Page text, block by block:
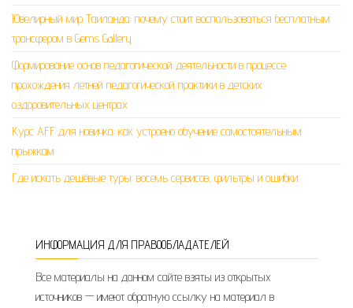
Ювелирный мир Таиланда: почему стоит воспользоваться бесплатным
трансфером в Gems Gallery
Формирование основ педагогической деятельности в процессе
прохождения летней педагогической практики в детских
оздоровительных центрах
Курс AFF для новичка: как устроено обучение самостоятельным
прыжкам
Где искать дешёвые туры: восемь сервисов, фильтры и ошибки
ИНФОРМАЦИЯ ДЛЯ ПРАВООБЛАДАТЕЛЕЙ
Все материалы на данном сайте взяты из открытых
источников — имеют обратную ссылку на материал в